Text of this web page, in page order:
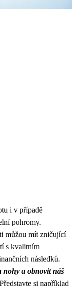
i v případě
pohromy.
můžou mít zničující
s kvalitním
následků.
nohy a obnovit náš
si například